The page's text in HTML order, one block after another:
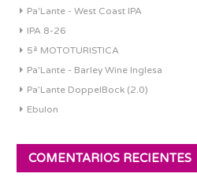
Pa'Lante - West Coast IPA
IPA 8-26
5ª MOTOTURISTICA
Pa'Lante - Barley Wine Inglesa
Pa’Lante DoppelBock (2.0)
Ebulon
COMENTARIOS RECIENTES